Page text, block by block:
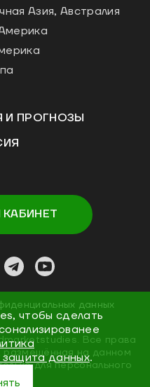
Азия, Австралия
И ПРОГНОЗЫ
данных
. Все права
на данном
для персонального
чтобы сделать
защита данных.